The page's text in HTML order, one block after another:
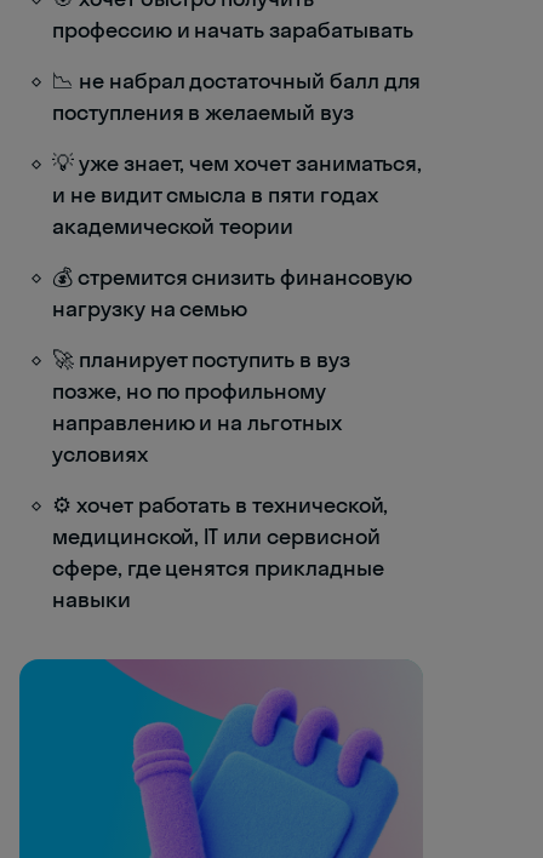
профессию и начать зарабатывать
📉 не набрал достаточный балл для
поступления в желаемый вуз
💡 уже знает, чем хочет заниматься,
и не видит смысла в пяти годах
академической теории
💰 стремится снизить финансовую
нагрузку на семью
🚀 планирует поступить в вуз
позже, но по профильному
направлению и на льготных
условиях
⚙️ хочет работать в технической,
медицинской, IT или сервисной
сфере, где ценятся прикладные
навыки